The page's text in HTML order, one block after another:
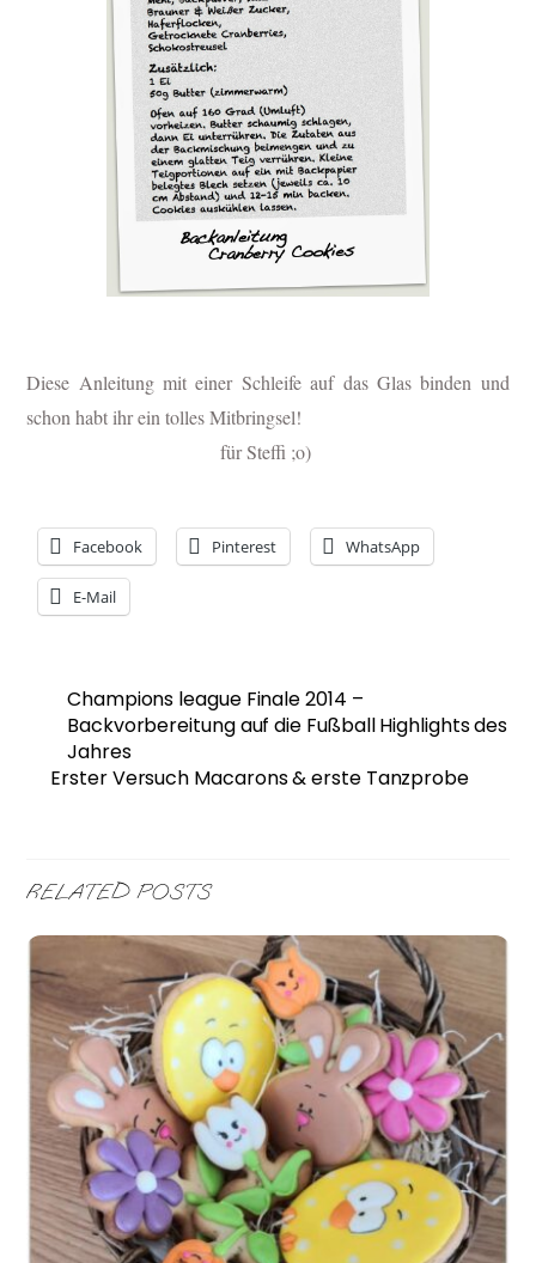
Diese Anleitung mit einer Schleife auf das Glas binden und
schon habt ihr ein tolles Mitbringsel!
für Steffi ;o)
Facebook Pinterest WhatsApp
E-Mail
Champions league Finale 2014 –
Backvorbereitung auf die Fußball Highlights des
Jahres
Erster Versuch Macarons & erste Tanzprobe
RELATED POSTS